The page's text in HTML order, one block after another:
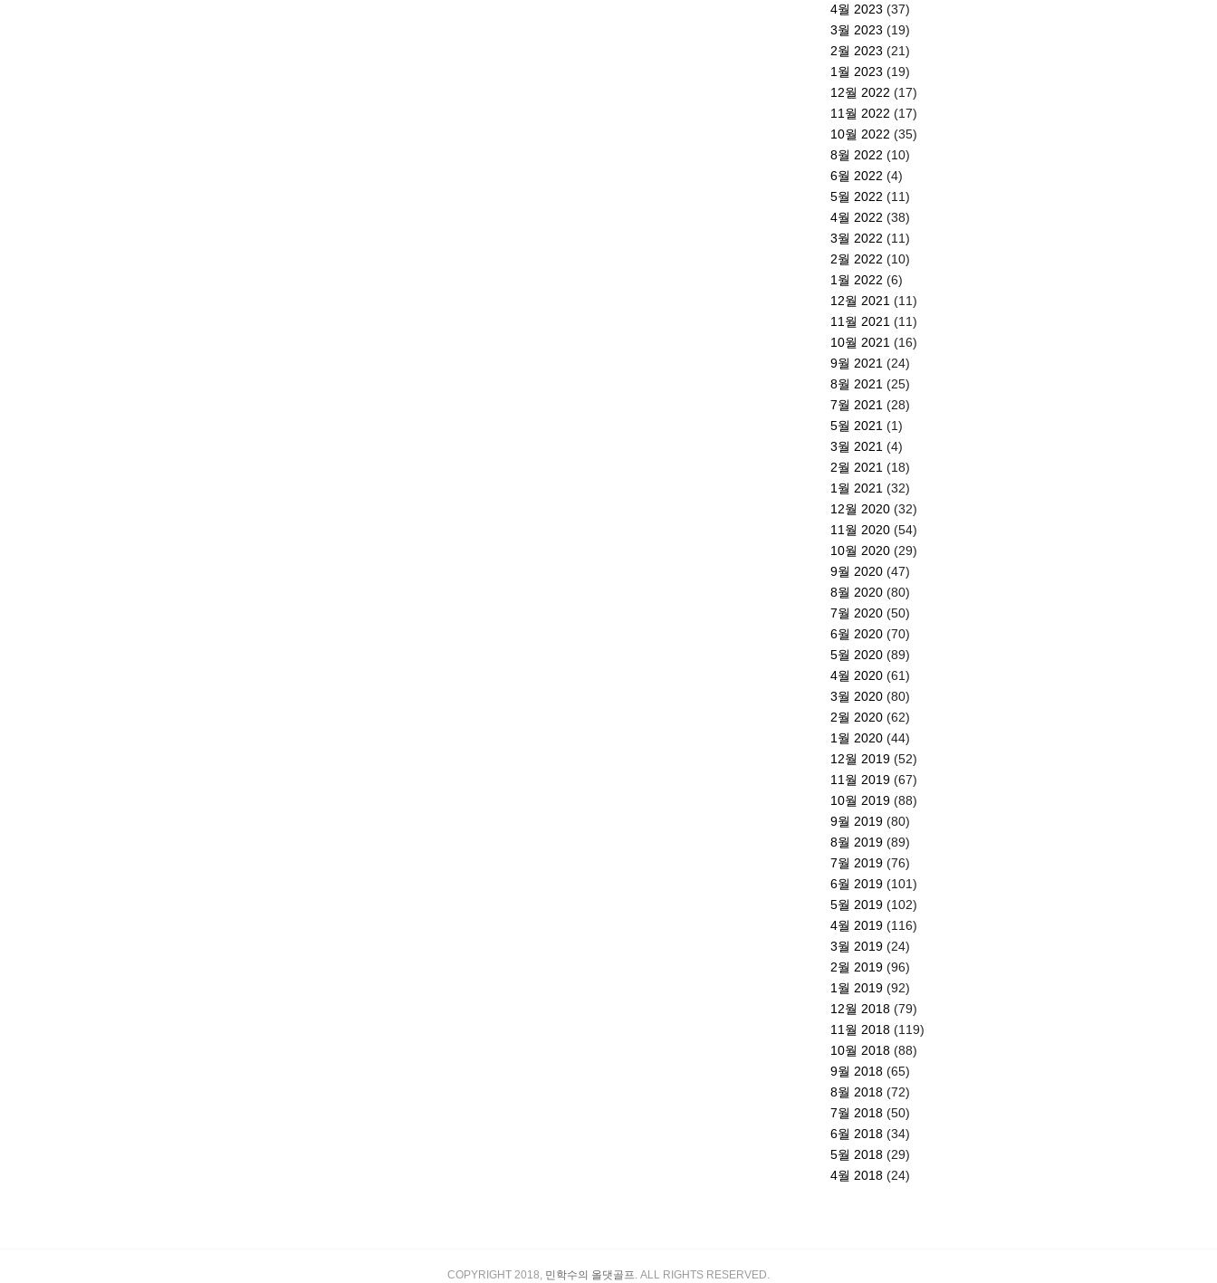
4월 2023 (37)
3월 2023 (19)
2월 2023 (21)
1월 2023 (19)
12월 2022 (17)
11월 2022 (17)
10월 2022 (35)
8월 2022 (10)
6월 2022 (4)
5월 2022 (11)
4월 2022 (38)
3월 2022 (11)
2월 2022 (10)
1월 2022 (6)
12월 2021 (11)
11월 2021 (11)
10월 2021 (16)
9월 2021 (24)
8월 2021 (25)
7월 2021 (28)
5월 2021 (1)
3월 2021 (4)
2월 2021 (18)
1월 2021 (32)
12월 2020 (32)
11월 2020 (54)
10월 2020 (29)
9월 2020 (47)
8월 2020 (80)
7월 2020 (50)
6월 2020 (70)
5월 2020 (89)
4월 2020 (61)
3월 2020 (80)
2월 2020 (62)
1월 2020 (44)
12월 2019 (52)
11월 2019 (67)
10월 2019 (88)
9월 2019 (80)
8월 2019 (89)
7월 2019 (76)
6월 2019 (101)
5월 2019 (102)
4월 2019 (116)
3월 2019 (24)
2월 2019 (96)
1월 2019 (92)
12월 2018 (79)
11월 2018 (119)
10월 2018 (88)
9월 2018 (65)
8월 2018 (72)
7월 2018 (50)
6월 2018 (34)
5월 2018 (29)
4월 2018 (24)
COPYRIGHT 2018, 민학수의 올댓골프. ALL RIGHTS RESERVED.